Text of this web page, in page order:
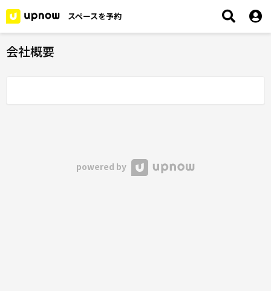
スペースを予約
会社概要
powered by